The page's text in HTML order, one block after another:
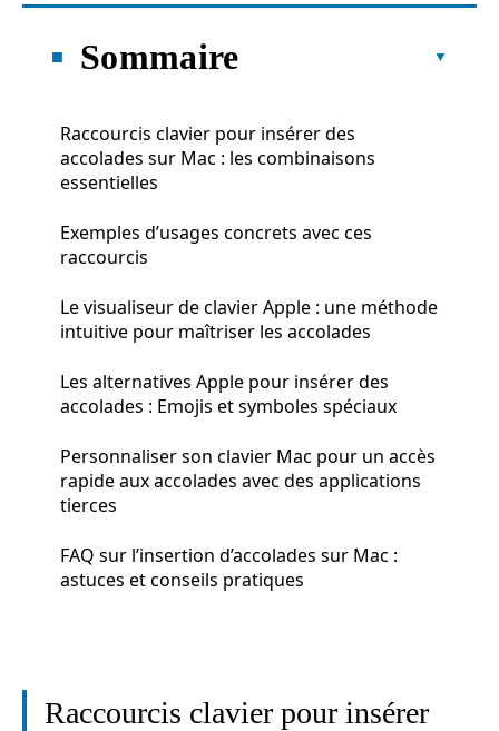
Sommaire
Raccourcis clavier pour insérer des
accolades sur Mac : les combinaisons
essentielles
Exemples d’usages concrets avec ces
raccourcis
Le visualiseur de clavier Apple : une méthode
intuitive pour maîtriser les accolades
Les alternatives Apple pour insérer des
accolades : Emojis et symboles spéciaux
Personnaliser son clavier Mac pour un accès
rapide aux accolades avec des applications
tierces
FAQ sur l’insertion d’accolades sur Mac :
astuces et conseils pratiques
Raccourcis clavier pour insérer